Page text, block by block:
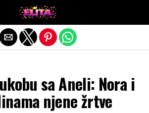
sa Aneli: Nora i
njene žrtve
Exit mobile version